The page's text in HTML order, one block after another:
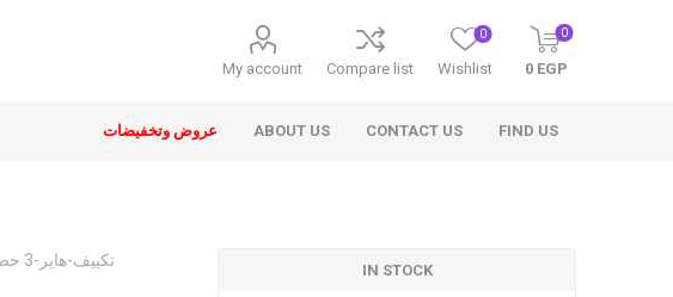
My account Compare list Wishlist
0 0
0 EGP
عروض وتخفيضات ABOUT US CONTACT US FIND US
HSU-24KCROCC تكييف-هاير-3 حصان سمارت كوول بارد فقط
IN STOCK